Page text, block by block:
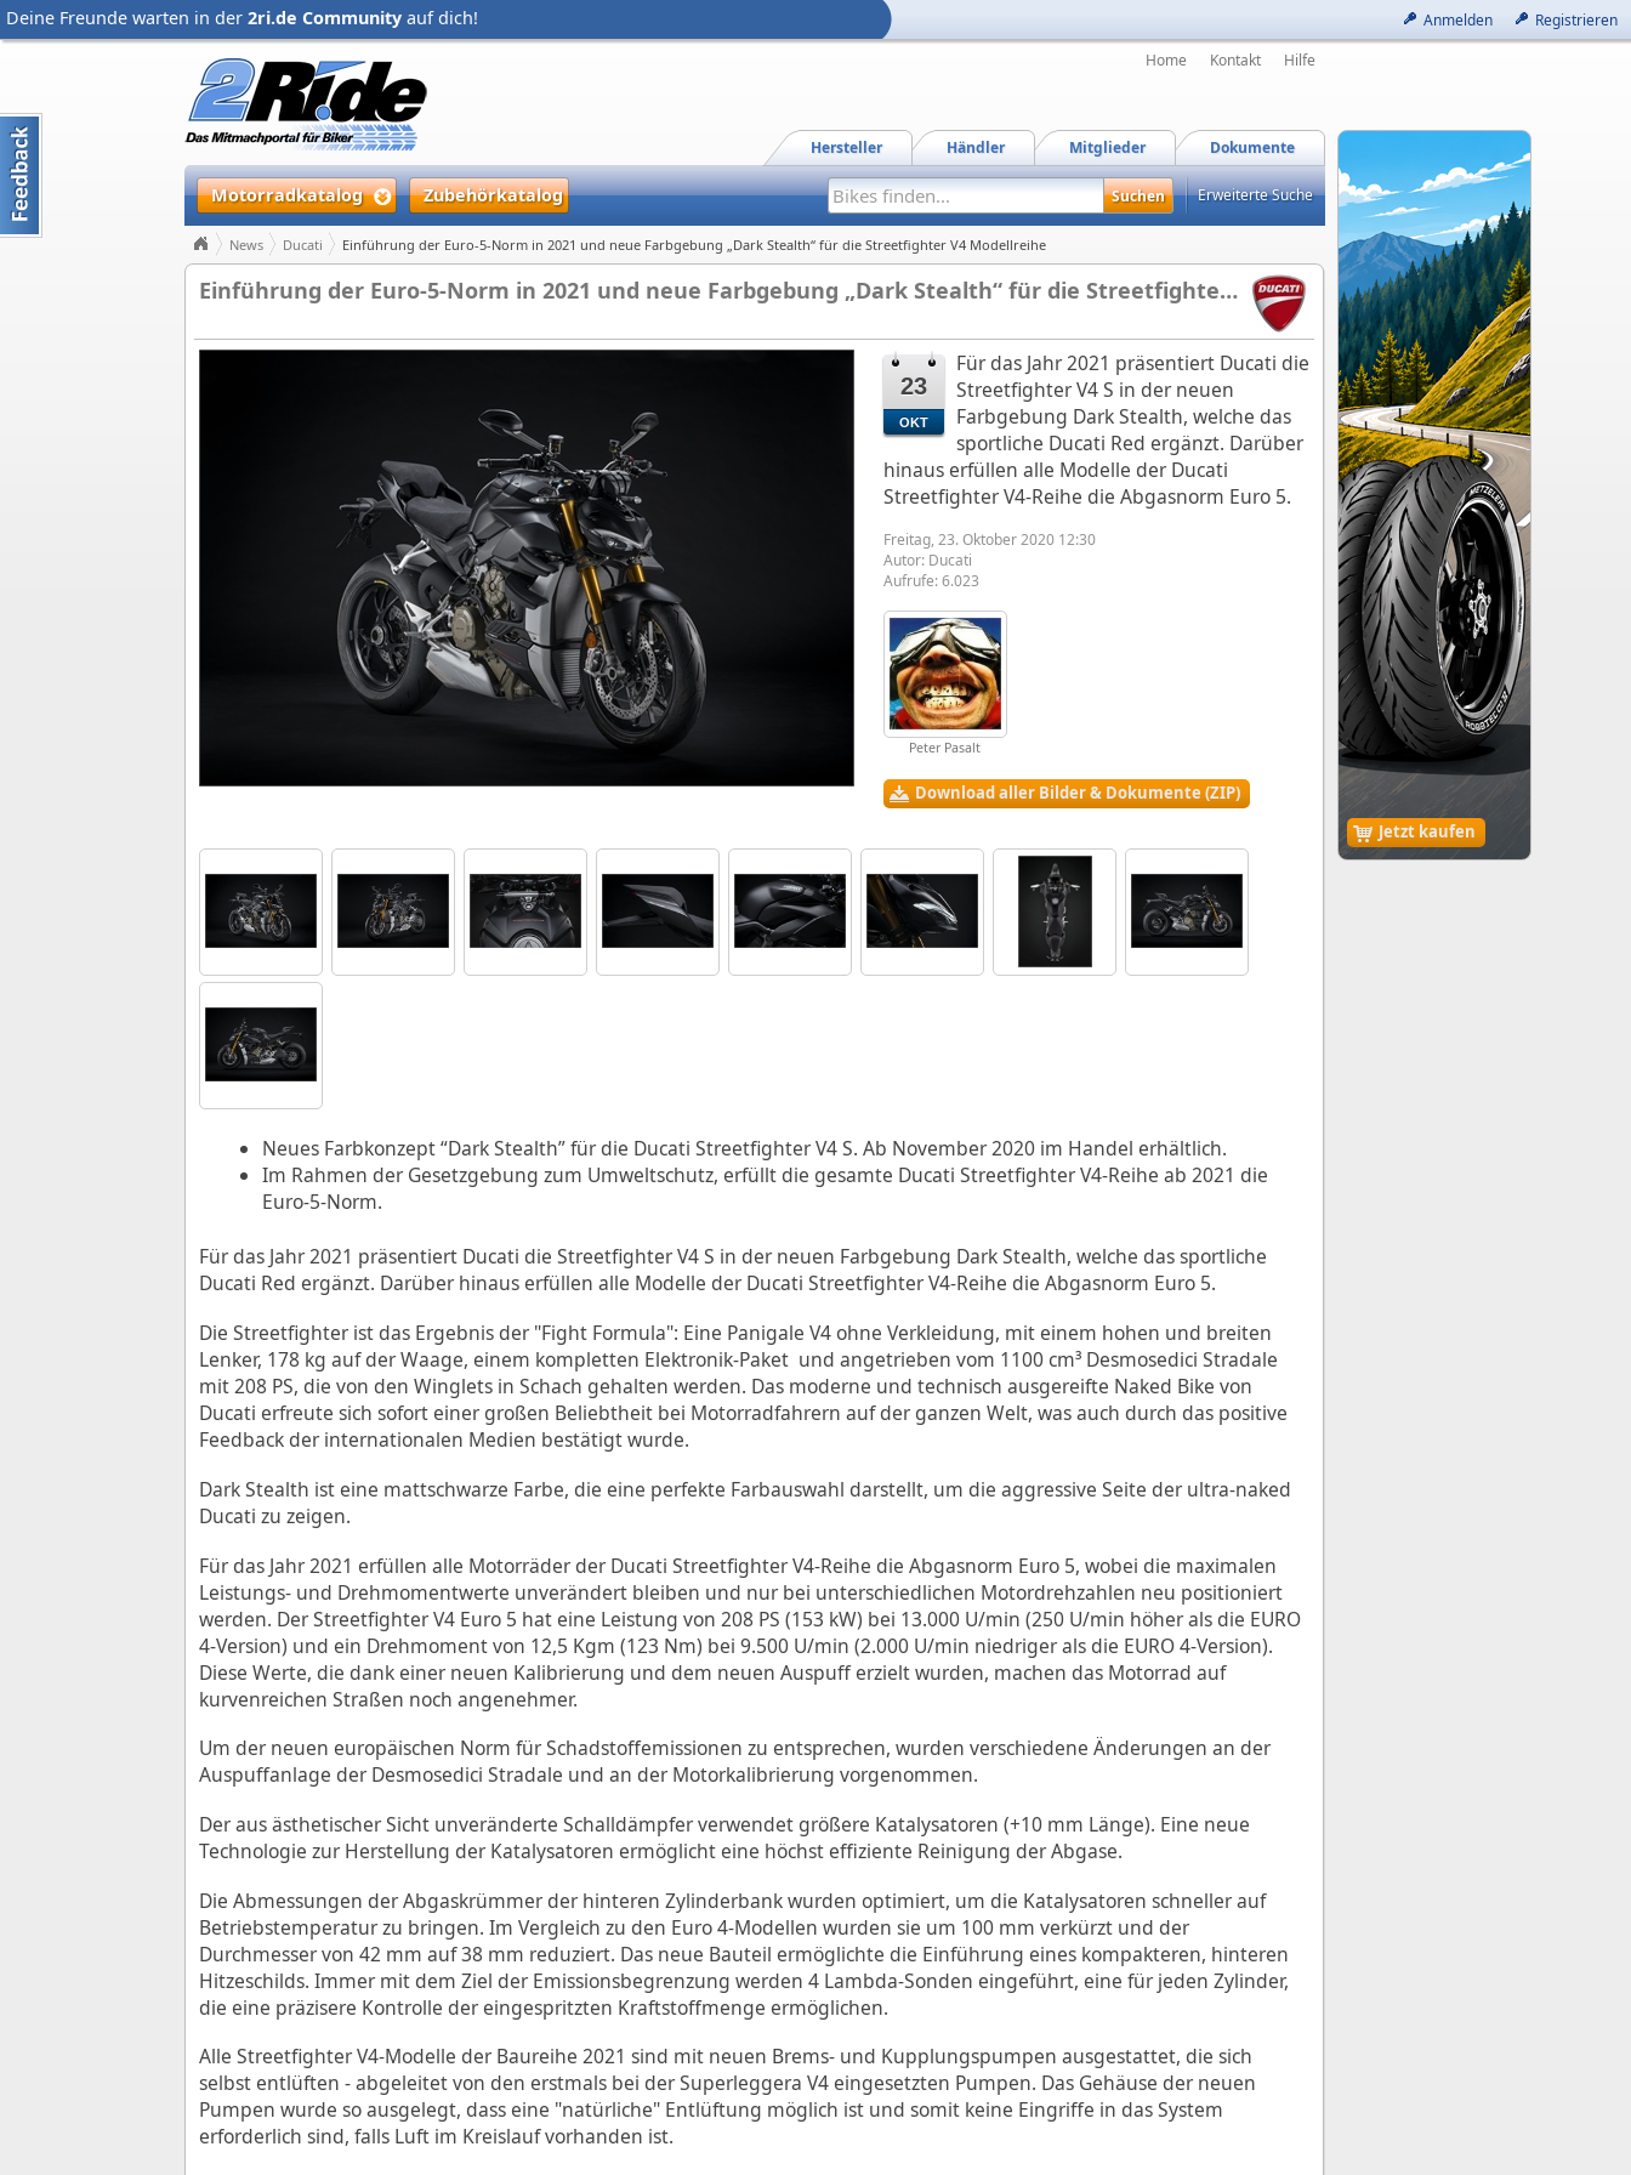
Anmelden Registrieren
Deine Freunde warten in der 2ri.de Community auf dich!
Jetzt kaufen
Home Kontakt Hilfe
Dokumente
Mitglieder
Händler
Hersteller
Motorradkatalog Zubehörkatalog Erweiterte Suche
News Ducati Einführung der Euro-5-Norm in 2021 und neue Farbgebung „Dark Stealth“ für die Streetfighter V4 Modellreihe
Einführung der Euro-5-Norm in 2021 und neue Farbgebung „Dark Stealth“ für die Streetfighter V4 Modellreihe
23
OKT
Für das Jahr 2021 präsentiert Ducati die
Streetfighter V4 S in der neuen
Farbgebung Dark Stealth, welche das
sportliche Ducati Red ergänzt. Darüber
hinaus erfüllen alle Modelle der Ducati
Streetfighter V4-Reihe die Abgasnorm Euro 5.
Freitag, 23. Oktober 2020 12:30
Autor: Ducati
Aufrufe: 6.023
Peter Pasalt
Download aller Bilder & Dokumente (ZIP)
Neues Farbkonzept “Dark Stealth” für die Ducati Streetfighter V4 S. Ab November 2020 im Handel erhältlich.
Im Rahmen der Gesetzgebung zum Umweltschutz, erfüllt die gesamte Ducati Streetfighter V4-Reihe ab 2021 die
Euro-5-Norm.
Für das Jahr 2021 präsentiert Ducati die Streetfighter V4 S in der neuen Farbgebung Dark Stealth, welche das sportliche
Ducati Red ergänzt. Darüber hinaus erfüllen alle Modelle der Ducati Streetfighter V4-Reihe die Abgasnorm Euro 5.
Die Streetfighter ist das Ergebnis der "Fight Formula": Eine Panigale V4 ohne Verkleidung, mit einem hohen und breiten
Lenker, 178 kg auf der Waage, einem kompletten Elektronik-Paket und angetrieben vom 1100 cm³ Desmosedici Stradale
mit 208 PS, die von den Winglets in Schach gehalten werden. Das moderne und technisch ausgereifte Naked Bike von
Ducati erfreute sich sofort einer großen Beliebtheit bei Motorradfahrern auf der ganzen Welt, was auch durch das positive
Feedback der internationalen Medien bestätigt wurde.
Dark Stealth ist eine mattschwarze Farbe, die eine perfekte Farbauswahl darstellt, um die aggressive Seite der ultra-naked
Ducati zu zeigen.
Für das Jahr 2021 erfüllen alle Motorräder der Ducati Streetfighter V4-Reihe die Abgasnorm Euro 5, wobei die maximalen
Leistungs- und Drehmomentwerte unverändert bleiben und nur bei unterschiedlichen Motordrehzahlen neu positioniert
werden. Der Streetfighter V4 Euro 5 hat eine Leistung von 208 PS (153 kW) bei 13.000 U/min (250 U/min höher als die EURO
4-Version) und ein Drehmoment von 12,5 Kgm (123 Nm) bei 9.500 U/min (2.000 U/min niedriger als die EURO 4-Version).
Diese Werte, die dank einer neuen Kalibrierung und dem neuen Auspuff erzielt wurden, machen das Motorrad auf
kurvenreichen Straßen noch angenehmer.
Um der neuen europäischen Norm für Schadstoffemissionen zu entsprechen, wurden verschiedene Änderungen an der
Auspuffanlage der Desmosedici Stradale und an der Motorkalibrierung vorgenommen.
Der aus ästhetischer Sicht unveränderte Schalldämpfer verwendet größere Katalysatoren (+10 mm Länge). Eine neue
Technologie zur Herstellung der Katalysatoren ermöglicht eine höchst effiziente Reinigung der Abgase.
Die Abmessungen der Abgaskrümmer der hinteren Zylinderbank wurden optimiert, um die Katalysatoren schneller auf
Betriebstemperatur zu bringen. Im Vergleich zu den Euro 4-Modellen wurden sie um 100 mm verkürzt und der
Durchmesser von 42 mm auf 38 mm reduziert. Das neue Bauteil ermöglichte die Einführung eines kompakteren, hinteren
Hitzeschilds. Immer mit dem Ziel der Emissionsbegrenzung werden 4 Lambda-Sonden eingeführt, eine für jeden Zylinder,
die eine präzisere Kontrolle der eingespritzten Kraftstoffmenge ermöglichen.
Alle Streetfighter V4-Modelle der Baureihe 2021 sind mit neuen Brems- und Kupplungspumpen ausgestattet, die sich
selbst entlüften - abgeleitet von den erstmals bei der Superleggera V4 eingesetzten Pumpen. Das Gehäuse der neuen
Pumpen wurde so ausgelegt, dass eine "natürliche" Entlüftung möglich ist und somit keine Eingriffe in das System
erforderlich sind, falls Luft im Kreislauf vorhanden ist.